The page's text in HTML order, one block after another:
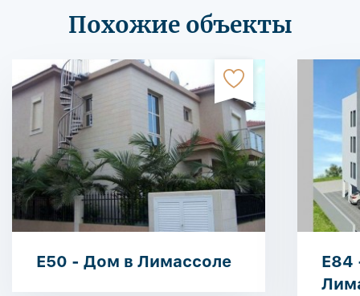
Похожие объекты
E50 - Дом в Лимассоле
E84